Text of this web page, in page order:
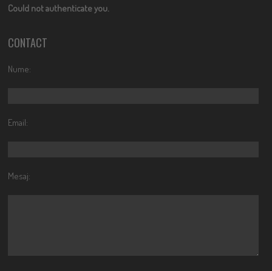
Could not authenticate you.
CONTACT
Nume:
Email:
Mesaj: